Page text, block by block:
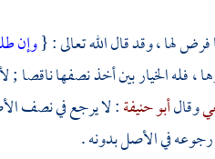
لها ، وقد قال الله تعالى : {وإن
، فله الخيار بين أخذ نصفها ناقصا ;
وقالأبو حنيفة: لا يرجع في نصف
في الأصل بدونه .